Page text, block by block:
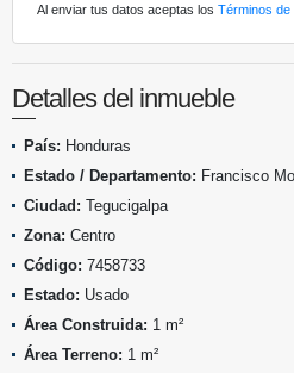
Al enviar tus datos aceptas los Términos
Detalles del inmueble
País: Honduras
Estado / Departamento: Francisco
Ciudad: Tegucigalpa
Zona: Centro
Código: 7458733
Estado: Usado
Área Construida: 1 m²
Área Terreno: 1 m²